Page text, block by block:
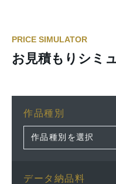
PRICE SIMULATOR
お見積もりシミ
作品種別
データ納品料